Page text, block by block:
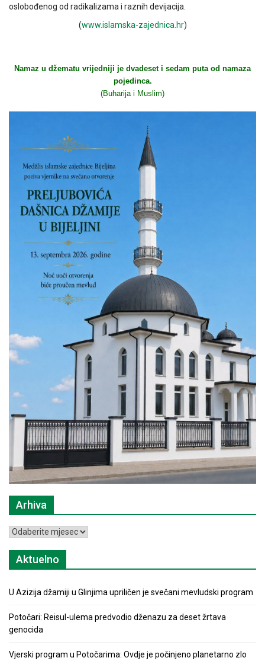
oslobođenog od radikalizama i raznih devijacija.
(www.islamska-zajednica.hr)
Namaz u džematu vrijedniji je dvadeset i sedam puta od namaza
pojedinca.
(Buharija i Muslim)
Arhiva
Arhiva
Aktuelno
U Azizija džamiji u Glinjima upriličen je svečani mevludski program
Potočari: Reisul-ulema predvodio dženazu za deset žrtava
genocida
Vjerski program u Potočarima: Ovdje je počinjeno planetarno zlo